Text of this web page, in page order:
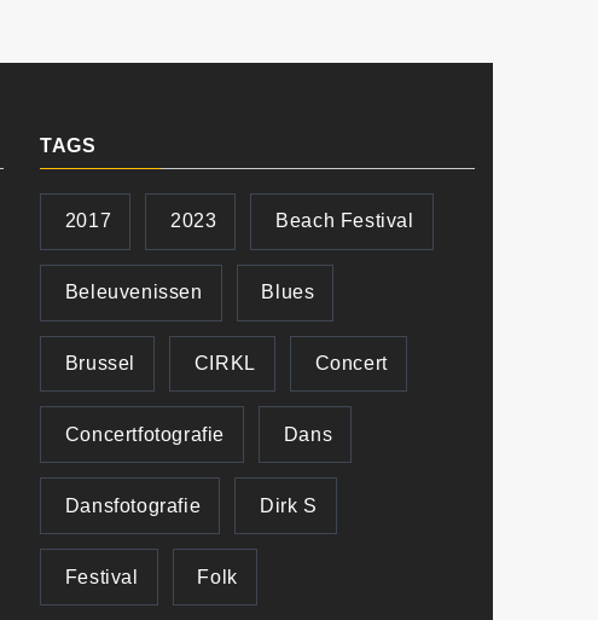
TAGS
2017 2023 Beach Festival
Beleuvenissen Blues
Brussel CIRKL Concert
Concertfotografie Dans
Dansfotografie Dirk S
Festival Folk